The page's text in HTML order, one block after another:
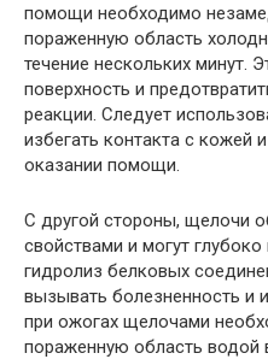
помощи необходимо
пораженную область
течение нескольких минут.
поверхность и
реакции. Следует
избегать контакта с кожей
оказании помощи.
С другой стороны, щелочи
свойствами и могут
гидролиз белковых
вызывать болезненность и
при ожогах щелочами
пораженную область водой